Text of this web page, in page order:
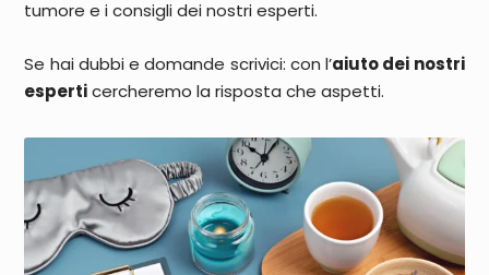
tumore e i consigli dei nostri esperti.
Se hai dubbi e domande scrivici: con l’aiuto dei nostri
esperticercheremo la risposta che aspetti.